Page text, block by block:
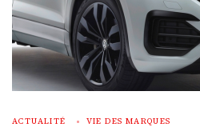
ACTUALITÉ VIE DES MARQUES